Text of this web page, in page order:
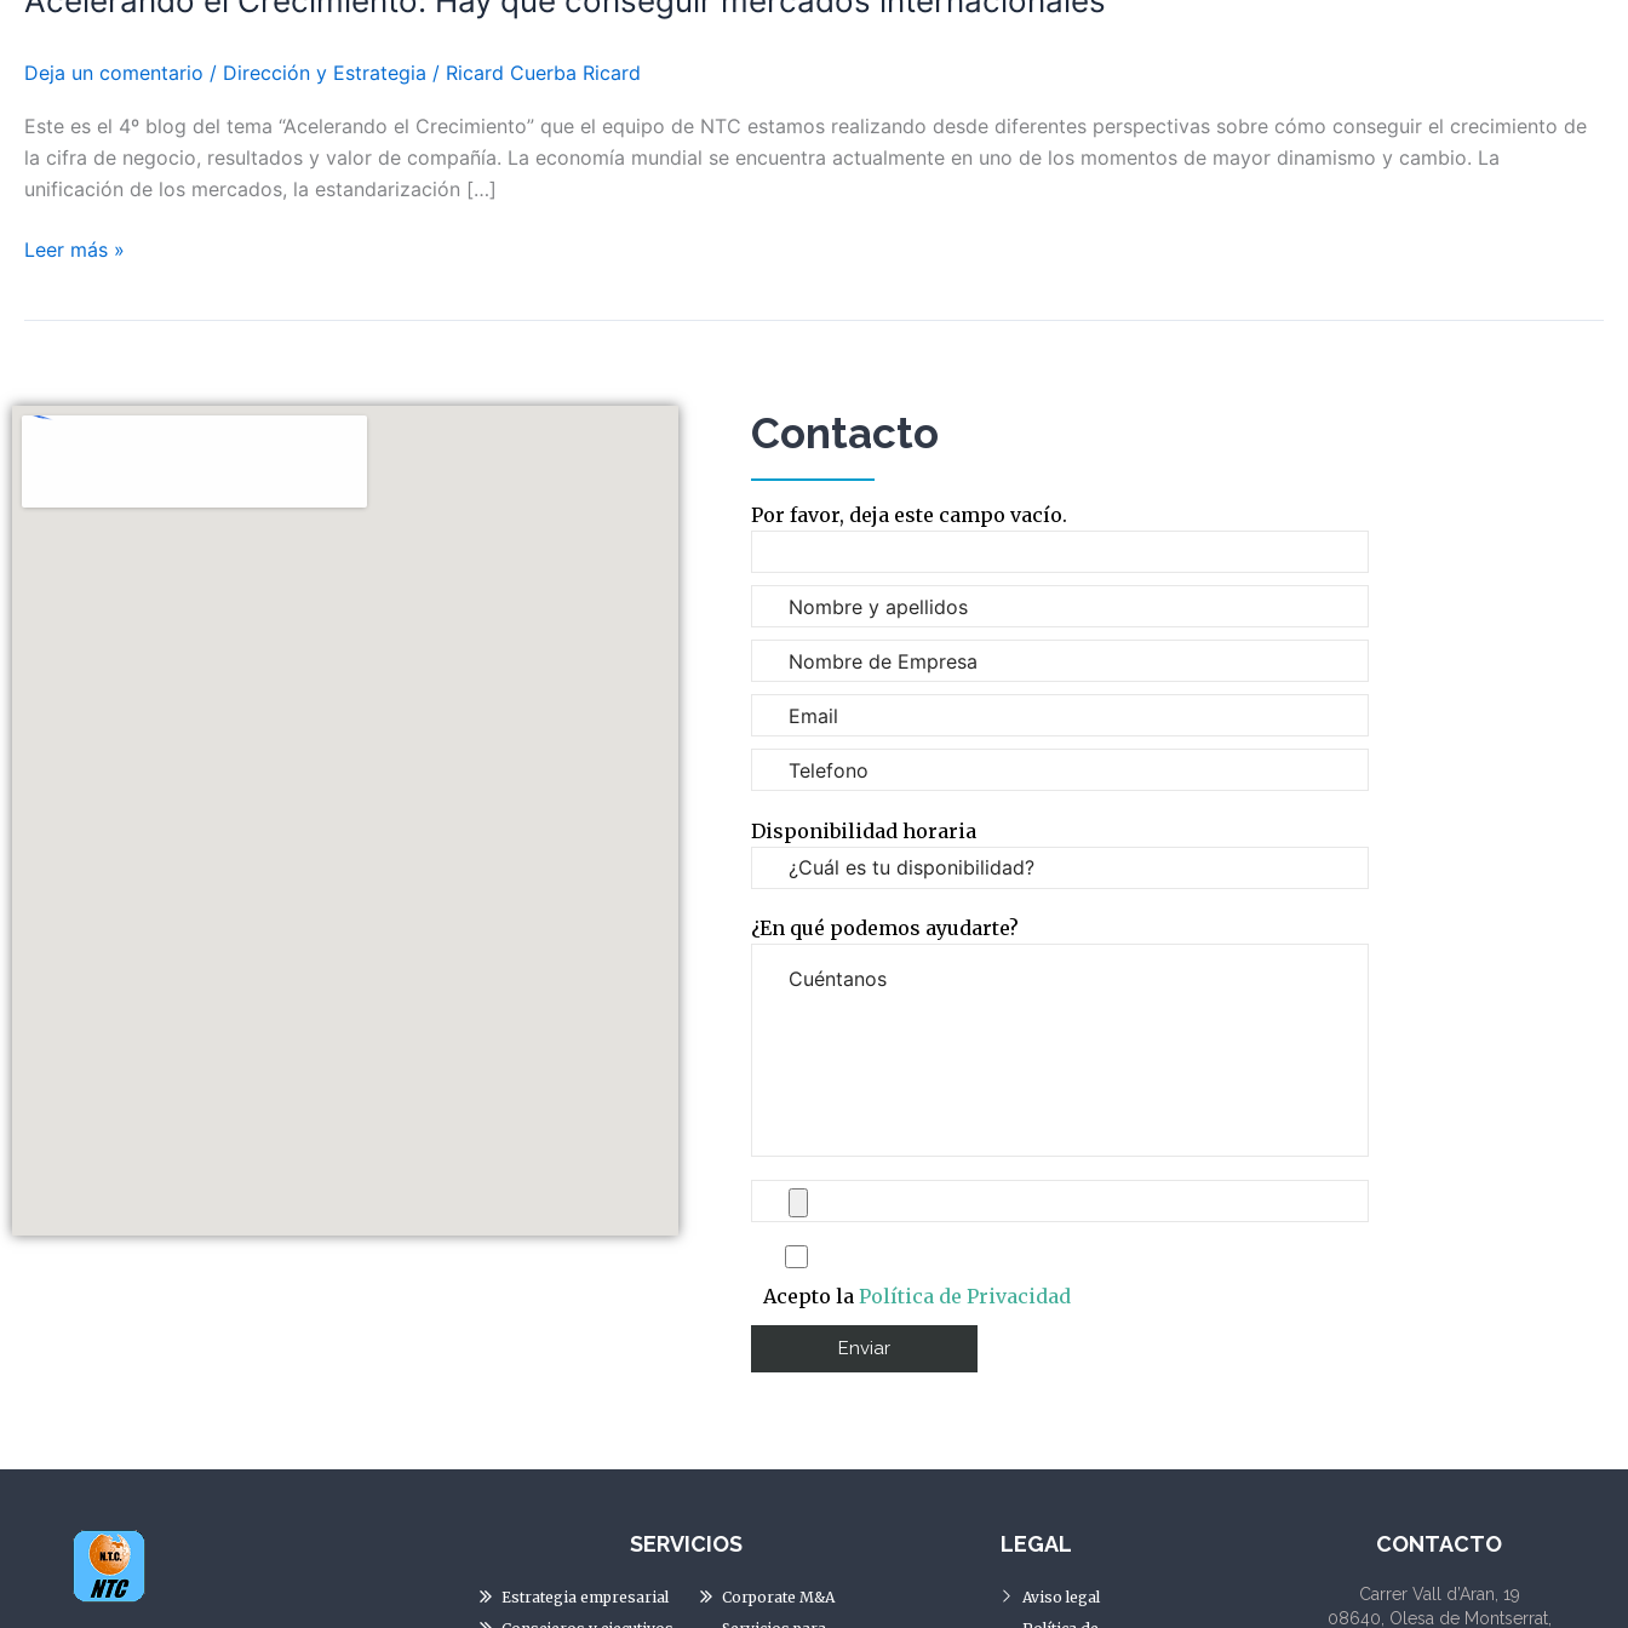
Deja un comentario / Dirección y Estrategia / Ricard Cuerba Ricard
Este es el 4º blog del tema “Acelerando el Crecimiento” que el equipo de NTC estamos realizando desde diferentes perspectivas sobre cómo conseguir el crecimiento de
la cifra de negocio, resultados y valor de compañía. La economía mundial se encuentra actualmente en uno de los momentos de mayor dinamismo y cambio. La
unificación de los mercados, la estandarización […]
Leer más »
Contacto
Por favor, deja este campo vacío.
Disponibilidad horaria
¿En qué podemos ayudarte?
Acepto laPolítica de Privacidad
SERVICIOS
Estrategia empresarial
Corporate M&A
LEGAL
Aviso legal
CONTACTO
Carrer Vall d’Aran, 19
08640, Olesa de Montserrat,